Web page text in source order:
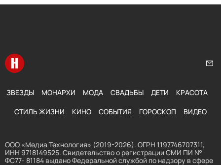
Перейти на главную
ЗВЕЗДЫ МОНАРХИ МОДА СВАДЬБЫ ДЕТИ КРАСОТА
СТИЛЬ ЖИЗНИ КИНО СОБЫТИЯ ГОРОСКОП ВИДЕО
ООО «Медиа Технология» (2019-2026). ОГРН 1197746707311,
ИНН 9718149525. Свидетельство о регистрации СМИ ПИ №
ФС77- 81184 выдано Федеральной службой по надзору в сфере